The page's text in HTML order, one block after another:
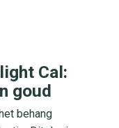
Cal:
goud
behang